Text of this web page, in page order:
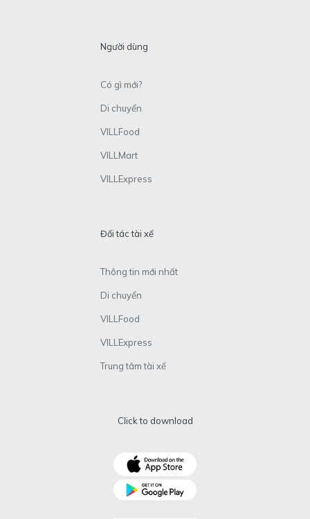
Người dùng
Có gì mới?
Di chuyển
VILLFood
VILLMart
VILLExpress
Đối tác tài xế
Thông tin mới nhất
Di chuyển
VILLFood
VILLExpress
Trung tâm tài xế
Click to download